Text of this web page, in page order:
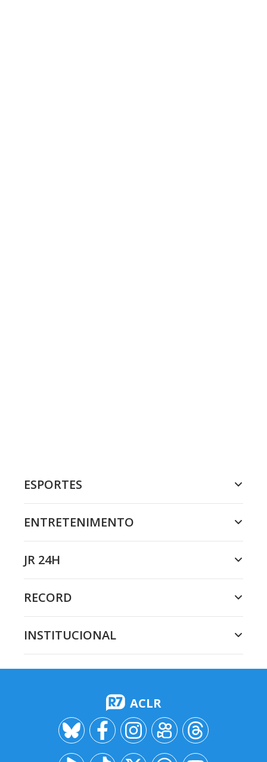
ESPORTES
ENTRETENIMENTO
JR 24H
RECORD
INSTITUCIONAL
ACLR